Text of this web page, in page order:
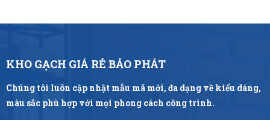
KHO GẠCH GIÁ RẺ BẢO PHÁT
Chúng tôi luôn cập nhật mẫu mã mới, đa dạng về kiểu dáng,
màu sắc phù hợp với mọi phong cách công trình.